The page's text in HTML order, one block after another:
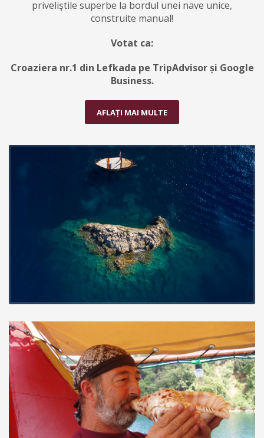
priveliştile superbe la bordul unei nave unice,
construite manual!
Votat ca:
Croaziera nr.1 din Lefkada pe TripAdvisor și Google
Business.
AFLAȚI MAI MULTE